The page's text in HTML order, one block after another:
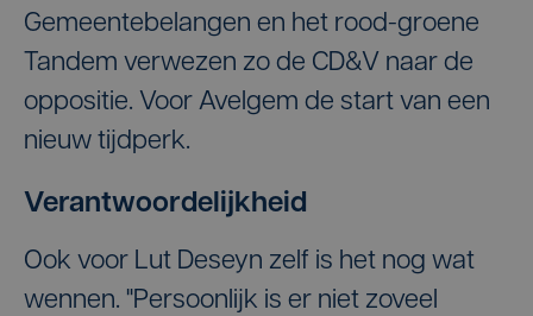
Gemeentebelangen en het rood-groene
Tandem verwezen zo de CD&V naar de
oppositie. Voor Avelgem de start van een
nieuw tijdperk.
Verantwoordelijkheid
Ook voor Lut Deseyn zelf is het nog wat
wennen. "Persoonlijk is er niet zoveel